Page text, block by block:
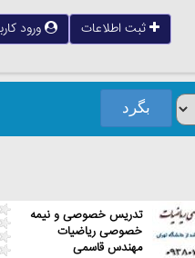
ثبت اطلاعات ورود
تدریس خصوصی و نیمه
خصوصی ریاضیات
مهندس قاسمی